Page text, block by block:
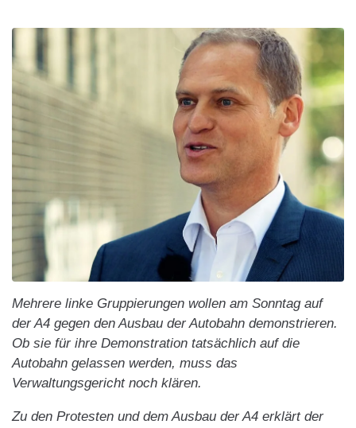
Mehrere linke Gruppierungen wollen am Sonntag auf
der A4 gegen den Ausbau der Autobahn demonstrieren.
Ob sie für ihre Demonstration tatsächlich auf die
Autobahn gelassen werden, muss das
Verwaltungsgericht noch klären.
Zu den Protesten und dem Ausbau der A4 erklärt der